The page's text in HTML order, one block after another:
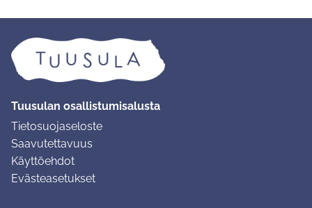
Tuusulan osallistumisalusta
Tietosuojaseloste
Saavutettavuus
Käyttöehdot
Evästeasetukset